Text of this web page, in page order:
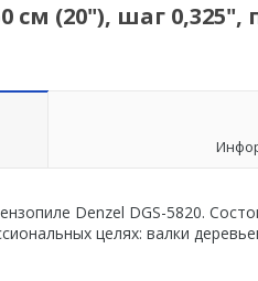
(20"), шаг 0,325",
Denzel DGS-5820.
целях: валки